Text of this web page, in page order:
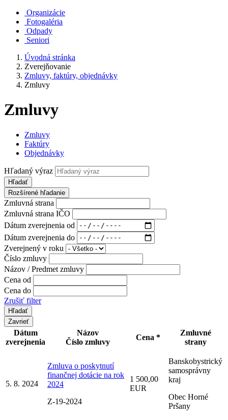
Organizácie
Fotogaléria
Odpady
Seniori
Úvodná stránka
Zverejňovanie
Zmluvy, faktúry, objednávky
Zmluvy
Zmluvy
Zmluvy
Faktúry
Objednávky
Hľadaný výraz
Hľadať
Rozšírené hľadanie
Zmluvná strana
Zmluvná strana IČO
Dátum zverejnenia od
Dátum zverejnenia do
Zverejnený v roku
Číslo zmluvy
Názov / Predmet zmluvy
Cena od
Cena do
Zrušiť filter
Zavrieť
Dátum
zverejnenia
Názov
Číslo zmluvy
Cena *
Zmluvné
strany
5. 8. 2024
Zmluva o poskytnutí
finančnej dotácie na rok
2024
Z-19-2024
1 500,00
EUR
Banskobystrický
samosprávny
kraj
Obec Horné
Pršany